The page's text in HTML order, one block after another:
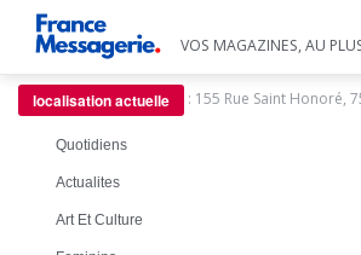
VOS MAGAZINES, AU
localisation actuelle : 155 Rue Saint Honoré,
Quotidiens
Actualites
Art Et Culture